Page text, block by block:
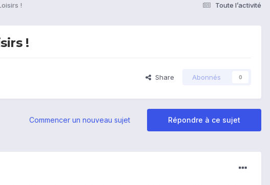
Toute l’activité
!
!
Share Abonnés 0
Répondre à ce sujet
Commencer un nouveau sujet